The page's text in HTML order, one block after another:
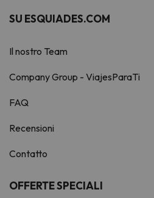
SU ESQUIADES.COM
Il nostro Team
Company Group - ViajesParaTi
FAQ
Recensioni
Contatto
OFFERTE SPECIALI